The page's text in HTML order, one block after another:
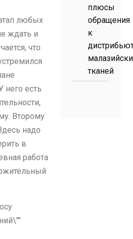
любых
ждать и
что
него есть
Второму
надо
в
работа
плюсы
обращения
к
тканей